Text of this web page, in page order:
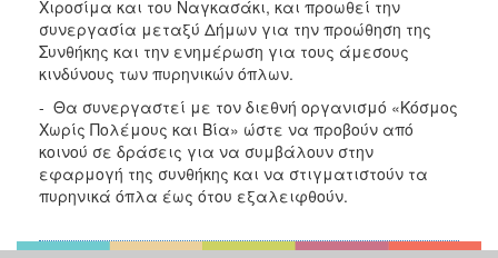
Χιροσίμα και του Ναγκασάκι, και προωθεί την
συνεργασία μεταξύ Δήμων για την προώθηση της
Συνθήκης και την ενημέρωση για τους άμεσους
κινδύνους των πυρηνικών όπλων.
- Θα συνεργαστεί με τον διεθνή οργανισμό «Κόσμος
Χωρίς Πολέμους και Βία» ώστε να προβούν από
κοινού σε δράσεις για να συμβάλουν στην
εφαρμογή της συνθήκης και να στιγματιστούν τα
πυρηνικά όπλα έως ότου εξαλειφθούν.